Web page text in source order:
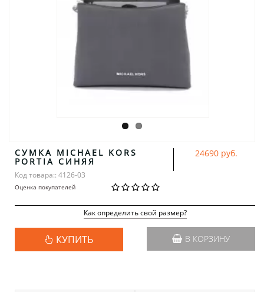
СУМКА MICHAEL KORS
PORTIA СИНЯЯ
Код товара:: 4126-03
Оценка покупателей
24690 руб.
Как определить свой размер?
КУПИТЬ В КОРЗИНУ